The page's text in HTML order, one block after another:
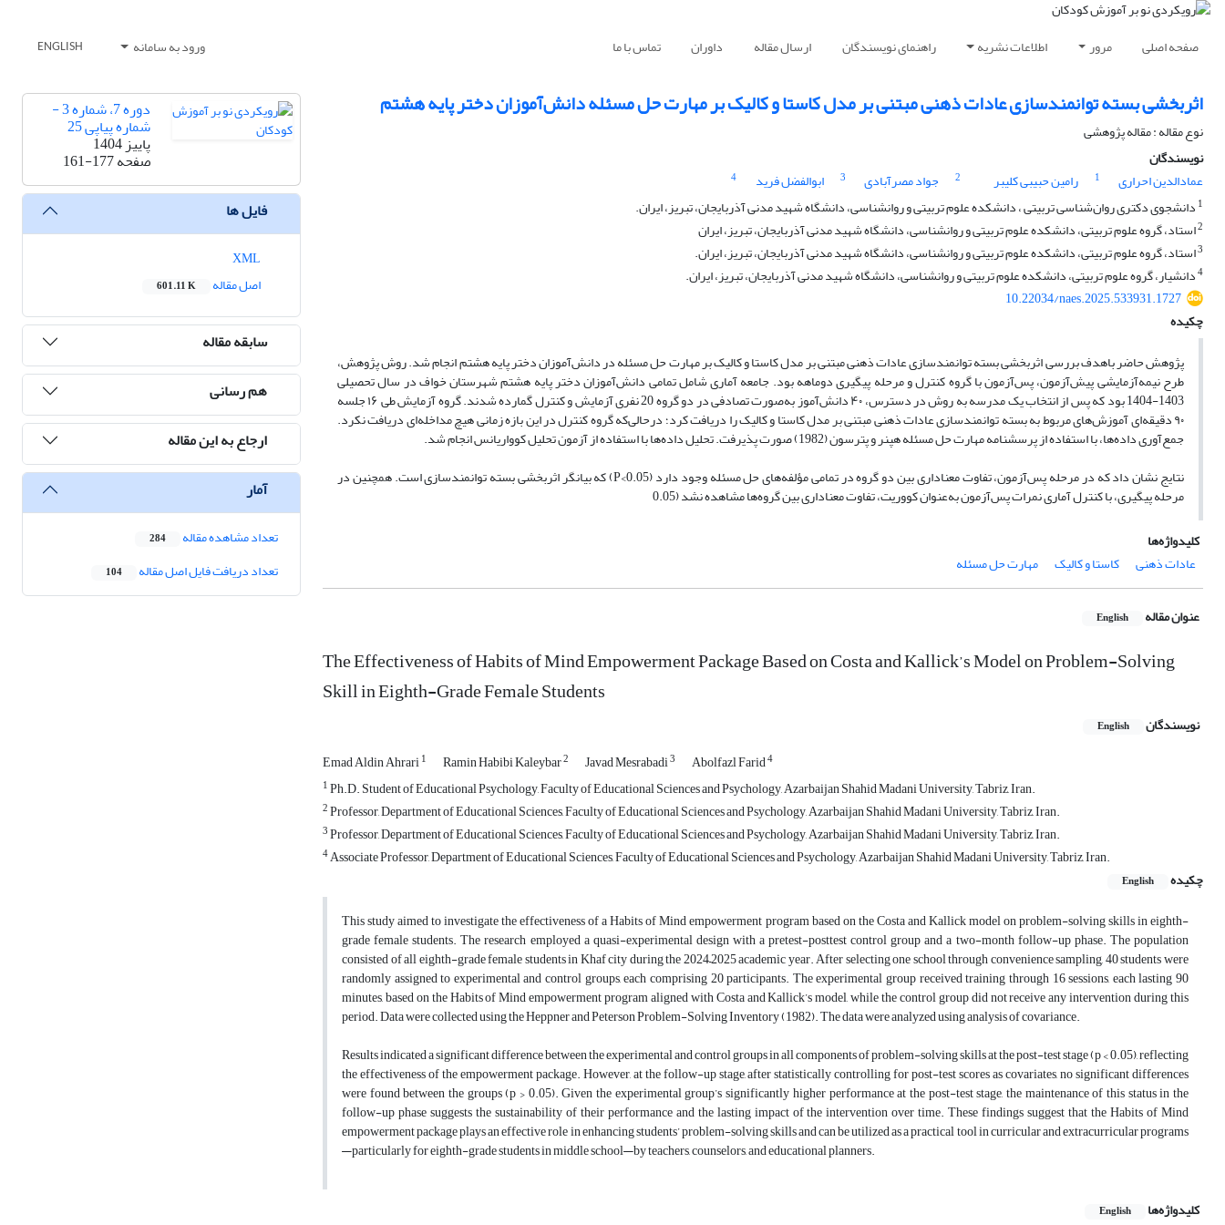
صفحه اصلی مرور اطلاعات نشریه راهنمای نویسندگان ارسال مقاله داوران تماس با ما ورود به سامانه ENGLISH
اثربخشی بسته توانمندسازی عادات ذهنی مبتنی بر مدل کاستا و کالیک بر مهارت حل مسئله دانش‌آموزان دختر پایه هشتم
نوع مقاله : مقاله پژوهشی
نویسندگان
عمادالدین احراری
1 رامین حبیبی کلیبر 2 جواد مصرآبادی 3 ابوالفضل فرید
4
1 دانشجوی دکتری روان‌شناسی تربیتی ، دانشکده علوم تربیتی و روانشناسی، دانشگاه شهید مدنی آذربایجان، تبریز، ایران.
2استاد، گروه علوم تربیتی، دانشکده علوم تربیتی و روانشناسی، دانشگاه شهید مدنی آذربایجان، تبریز، ایران
3استاد، گروه علوم تربیتی، دانشکده علوم تربیتی و روانشناسی، دانشگاه شهید مدنی آذربایجان، تبریز، ایران.
4دانشیار، گروه علوم تربیتی، دانشکده علوم تربیتی و روانشناسی، دانشگاه شهید مدنی آذربایجان، تبریز، ایران.
10.22034/naes.2025.533931.1727
چکیده
پژوهش حاضر باهدف بررسی اثربخشی بسته توانمندسازی عادات ذهنی مبتنی بر مدل کاستا و کالیک بر مهارت حل مسئله در دانش‌آموزان دختر پایه هشتم انجام شد. روش پژوهش،
طرح نیمه‌آزمایشی پیش‌آزمون، پس‌آزمون با گروه کنترل و مرحله پیگیری دوماهه بود. جامعه آماری شامل تمامی دانش‌آموزان دختر پایه هشتم شهرستان خواف در سال تحصیلی
1403-1404 بود که پس از انتخاب یک مدرسه به روش در دسترس، ۴۰ دانش‌آموز به‌صورت تصادفی در دو گروه 20 نفری آزمایش و کنترل گمارده شدند. گروه آزمایش طی ۱۶ جلسه
۹۰ دقیقه‌ای آموزش‌های مربوط به بسته توانمندسازی عادات ذهنی مبتنی بر مدل کاستا و کالیک را دریافت کرد؛ درحالی‌که گروه کنترل در این بازه زمانی هیچ مداخله‌ای دریافت نکرد.
جمع‌آوری داده‌ها، با استفاده از پرسشنامه مهارت حل مسئله هپنر و پترسون (1982) صورت پذیرفت. تحلیل داده‌ها با استفاده از آزمون تحلیل کوواریانس انجام شد.
نتایج نشان داد که در مرحله پس‌آزمون، تفاوت معناداری بین دو گروه در تمامی مؤلفه‌های حل مسئله وجود دارد (0.05>P) که بیانگر اثربخشی بسته توانمندسازی است. همچنین در
مرحله پیگیری، با کنترل آماری نمرات پس‌آزمون به‌عنوان کووریت، تفاوت معناداری بین گروه‌ها مشاهده نشد (0.05
کلیدواژه‌ها
عادات ذهنی
کاستا و کالیک مهارت حل مسئله
عنوان مقاله English
The Effectiveness of Habits of Mind Empowerment Package Based on Costa and Kallick’s Model on Problem-Solving
Skill in Eighth-Grade Female Students
نویسندگان English
Emad Aldin Ahrari1 Ramin Habibi Kaleybar2 Javad Mesrabadi3 Abolfazl Farid4
1Ph.D. Student of Educational Psychology, Faculty of Educational Sciences and Psychology, Azarbaijan Shahid Madani University, Tabriz, Iran.
2Professor, Department of Educational Sciences, Faculty of Educational Sciences and Psychology, Azarbaijan Shahid Madani University, Tabriz, Iran.
3Professor, Department of Educational Sciences, Faculty of Educational Sciences and Psychology, Azarbaijan Shahid Madani University, Tabriz, Iran.
4Associate Professor, Department of Educational Sciences, Faculty of Educational Sciences and Psychology, Azarbaijan Shahid Madani University, Tabriz, Iran.
چکیده
English
This study aimed to investigate the effectiveness of a Habits of Mind empowerment program based on the Costa and Kallick model on problem-solving skills in eighth-
grade female students. The research employed a quasi-experimental design with a pretest-posttest control group and a two-month follow-up phase. The population
consisted of all eighth-grade female students in Khaf city during the 2024–2025 academic year. After selecting one school through convenience sampling, 40 students were
randomly assigned to experimental and control groups, each comprising 20 participants. The experimental group received training through 16 sessions, each lasting 90
minutes, based on the Habits of Mind empowerment program aligned with Costa and Kallick’s model, while the control group did not receive any intervention during this
period. Data were collected using the Heppner and Peterson Problem-Solving Inventory (1982). The data were analyzed using analysis of covariance.
Results indicated a significant difference between the experimental and control groups in all components of problem-solving skills at the post-test stage (p < 0.05), reflecting
the effectiveness of the empowerment package. However, at the follow-up stage, after statistically controlling for post-test scores as covariates, no significant differences
were found between the groups (p > 0.05). Given the experimental group’s significantly higher performance at the post-test stage, the maintenance of this status in the
follow-up phase suggests the sustainability of their performance and the lasting impact of the intervention over time. These findings suggest that the Habits of Mind
empowerment package plays an effective role in enhancing students’ problem-solving skills and can be utilized as a practical tool in curricular and extracurricular programs
—particularly for eighth-grade students in middle school—by teachers, counselors, and educational planners.
کلیدواژه‌ها English
دوره 7، شماره 3 -
شماره پیاپی 25
پاییز 1404
صفحه161-177
فایل ها
اصل مقاله
601.11 K
سابقه مقاله
هم رسانی
ارجاع به این مقاله
آمار
تعداد مشاهده مقاله 284
تعداد دریافت فایل اصل مقاله 104